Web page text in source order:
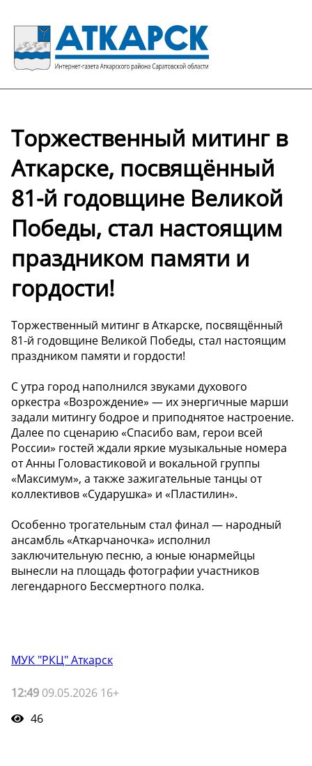
Торжественный митинг в
Аткарске, посвящённый
81-й годовщине Великой
Победы, стал настоящим
праздником памяти и
гордости!
Торжественный митинг в Аткарске, посвящённый
81-й годовщине Великой Победы, стал настоящим
праздником памяти и гордости!
С утра город наполнился звуками духового
оркестра «Возрождение» — их энергичные марши
задали митингу бодрое и приподнятое настроение.
Далее по сценарию «Спасибо вам, герои всей
России» гостей ждали яркие музыкальные номера
от Анны Головастиковой и вокальной группы
«Максимум», а также зажигательные танцы от
коллективов «Сударушка» и «Пластилин».
Особенно трогательным стал финал — народный
ансамбль «Аткарчаночка» исполнил
заключительную песню, а юные юнармейцы
вынесли на площадь фотографии участников
легендарного Бессмертного полка.
МУК "РКЦ" Аткарск
12:49 09.05.2026 16+
46